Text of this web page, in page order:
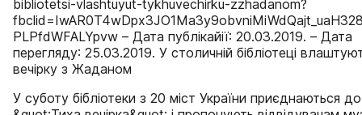
bibliotetsi-vlashtuyut-tykhuvechirku-zzhadanom?
PLPfdWFALYpvw – Дата публікайії: 20.03.2019. – Дата
перегляду: 25.03.2019. У столичній бібліотеці
вечірку з Жаданом
У суботу бібліотеки з 20 міст України приєднаються до